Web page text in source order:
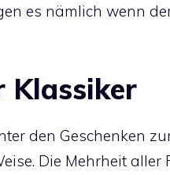
es nämlich wenn
Klassiker
den Geschenken
Die Mehrheit aller